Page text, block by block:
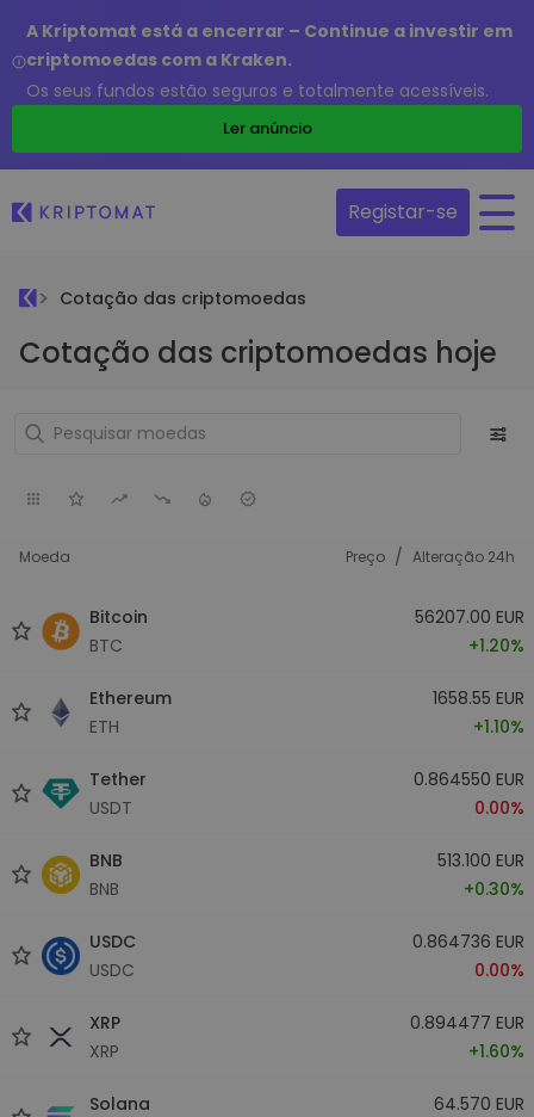
A Kriptomat está a encerrar – Continue a investir em
criptomoedas com a Kraken.
Os seus fundos estão seguros e totalmente acessíveis.
Ler anúncio
Registar-se
Cotação das criptomoedas
Cotação das criptomoedas hoje
Moeda Preço / Alteração 24h
Bitcoin
BTC
56207.00 EUR
+1.20%
Ethereum
ETH
1658.55 EUR
+1.10%
Tether
USDT
0.864550 EUR
0.00%
BNB
BNB
513.100 EUR
+0.30%
USDC
USDC
0.864736 EUR
0.00%
XRP
XRP
0.894477 EUR
+1.60%
Solana
64.570 EUR